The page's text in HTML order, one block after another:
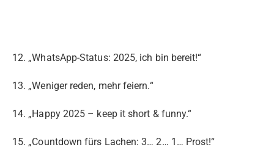
12. „WhatsApp-Status: 2025, ich bin bereit!“
13. „Weniger reden, mehr feiern.“
14. „Happy 2025 – keep it short & funny.“
15. „Countdown fürs Lachen: 3… 2… 1… Prost!“